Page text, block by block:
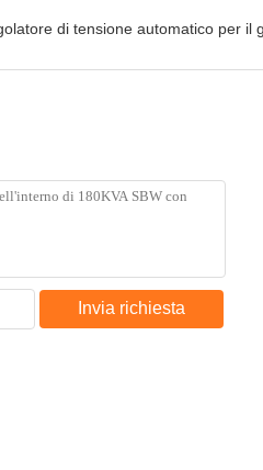
di tensione automatico per il
Invia richiesta